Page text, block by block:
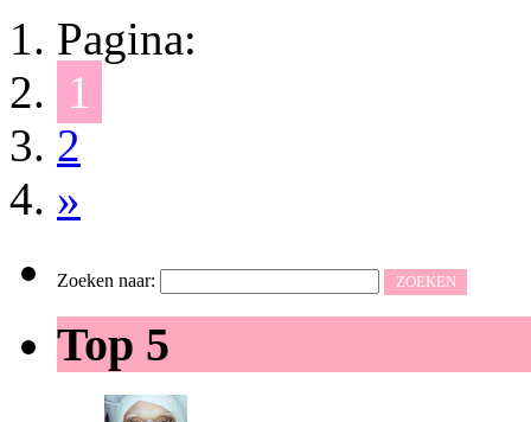
Pagina:
1
2
»
Zoeken naar:
Top 5